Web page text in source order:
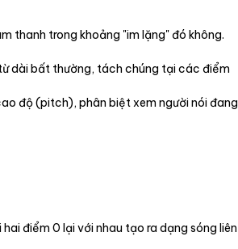
thanh trong khoảng "im lặng" đó không.
dài bất thường, tách chúng tại các điểm
độ (pitch), phân biệt xem người nói đang
điểm 0 lại với nhau tạo ra dạng sóng liên